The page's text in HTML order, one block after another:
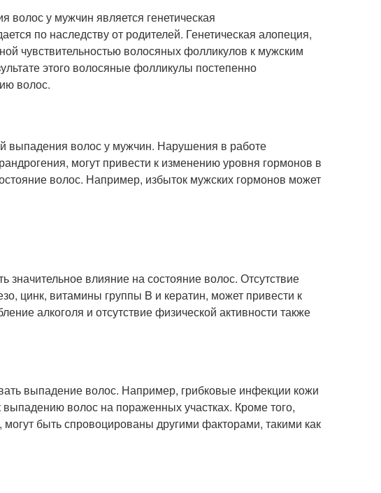
у мужчин является генетическая
по наследству от родителей. Генетическая алопеция,
чувствительностью волосяных фолликулов к мужским
этого волосяные фолликулы постепенно
волос.
выпадения волос у мужчин. Нарушения в работе
могут привести к изменению уровня гормонов в
волос. Например, избыток мужских гормонов может
влияние на состояние волос. Отсутствие
цинк, витамины группы B и кератин, может привести к
алкоголя и отсутствие физической активности также
выпадение волос. Например, грибковые инфекции кожи
волос на пораженных участках. Кроме того,
быть спровоцированы другими факторами, такими как